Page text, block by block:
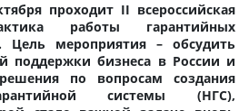
проходит II всероссийская
работы гарантийных
мероприятия – обсудить
поддержки бизнеса в России и
по вопросам создания
системы (НГС),